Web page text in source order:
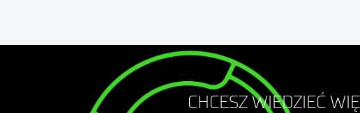
CHCESZ WIEDZIEĆ